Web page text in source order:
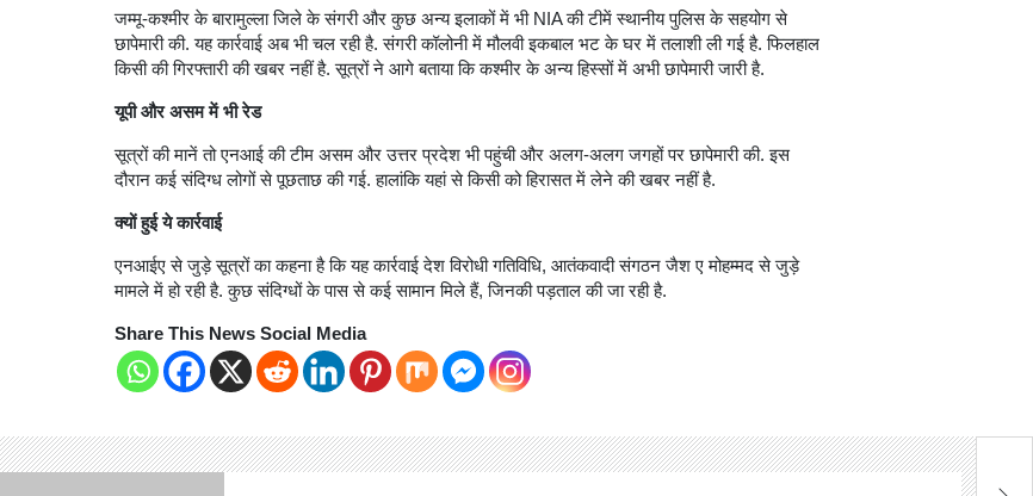
जम्मू-कश्मीर के बारामुल्ला जिले के संगरी और कुछ अन्य इलाकों में भी NIA की टीमें स्थानीय पुलिस के सहयोग से
छापेमारी की. यह कार्रवाई अब भी चल रही है. संगरी कॉलोनी में मौलवी इकबाल भट के घर में तलाशी ली गई है. फिलहाल
किसी की गिरफ्तारी की खबर नहीं है. सूत्रों ने आगे बताया कि कश्मीर के अन्य हिस्सों में अभी छापेमारी जारी है.
यूपी और असम में भी रेड
सूत्रों की मानें तो एनआई की टीम असम और उत्तर प्रदेश भी पहुंची और अलग-अलग जगहों पर छापेमारी की. इस
दौरान कई संदिग्ध लोगों से पूछताछ की गई. हालांकि यहां से किसी को हिरासत में लेने की खबर नहीं है.
क्यों हुई ये कार्रवाई
एनआईए से जुड़े सूत्रों का कहना है कि यह कार्रवाई देश विरोधी गतिविधि, आतंकवादी संगठन जैश ए मोहम्मद से जुड़े
मामले में हो रही है. कुछ संदिग्धों के पास से कई सामान मिले हैं, जिनकी पड़ताल की जा रही है.
Share This News Social Media